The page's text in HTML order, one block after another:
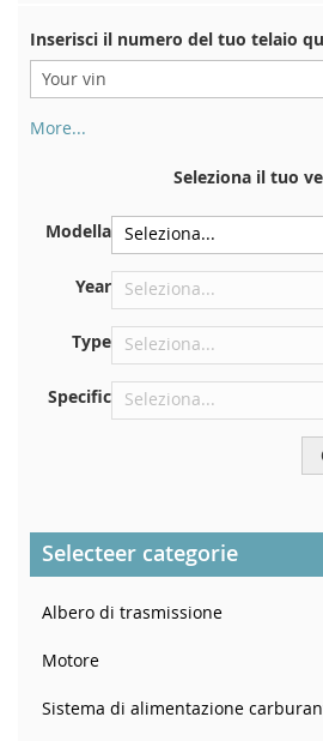
Inserisci il numero del tuo telaio
More...
immatricolazione. E anche in
Sulla piastra inferiore del sedile
Centrare contro la paratia sotto il
Proprio nel vano motore
Nel montante della portiera
Seleziona il tuo
Modella
Year
Type
Specific
Selecteer categorie
Albero di trasmissione
Motore
Sistema di alimentazione